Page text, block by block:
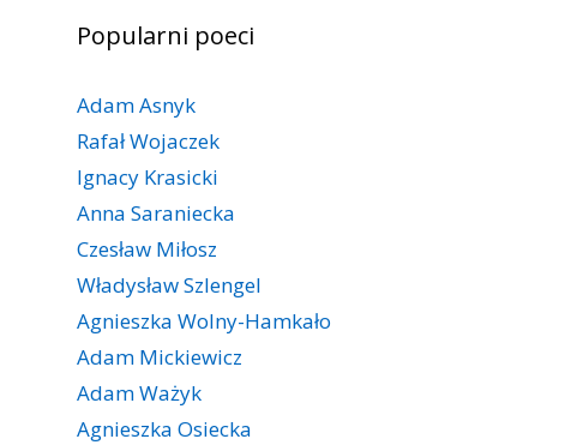
Popularni poeci
Adam Asnyk
Rafał Wojaczek
Ignacy Krasicki
Anna Saraniecka
Czesław Miłosz
Władysław Szlengel
Agnieszka Wolny-Hamkało
Adam Mickiewicz
Adam Ważyk
Agnieszka Osiecka